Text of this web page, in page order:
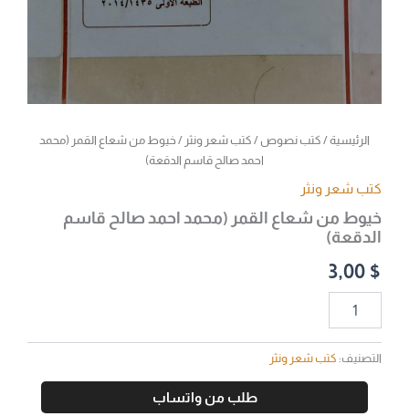
الرئيسية/ كتب نصوص / كتب شعر ونثر / خيوط من شعاع القمر (محمد
احمد صالح قاسم الدقعة)
كتب شعر ونثر
خيوط من شعاع القمر (محمد احمد صالح قاسم
الدقعة)
3,00 $
التصنيف: كتب شعر ونثر
طلب من واتساب